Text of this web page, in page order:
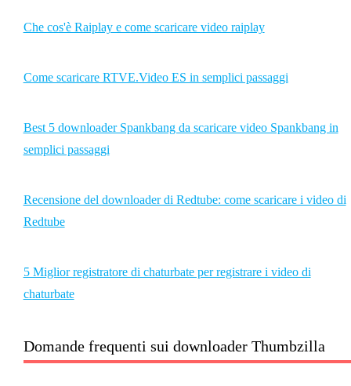
Che cos'è Raiplay e come scaricare video raiplay
Come scaricare RTVE.Video ES in semplici passaggi
Best 5 downloader Spankbang da scaricare video Spankbang in
semplici passaggi
Recensione del downloader di Redtube: come scaricare i video di
Redtube
5 Miglior registratore di chaturbate per registrare i video di
chaturbate
Domande frequenti sui downloader Thumbzilla